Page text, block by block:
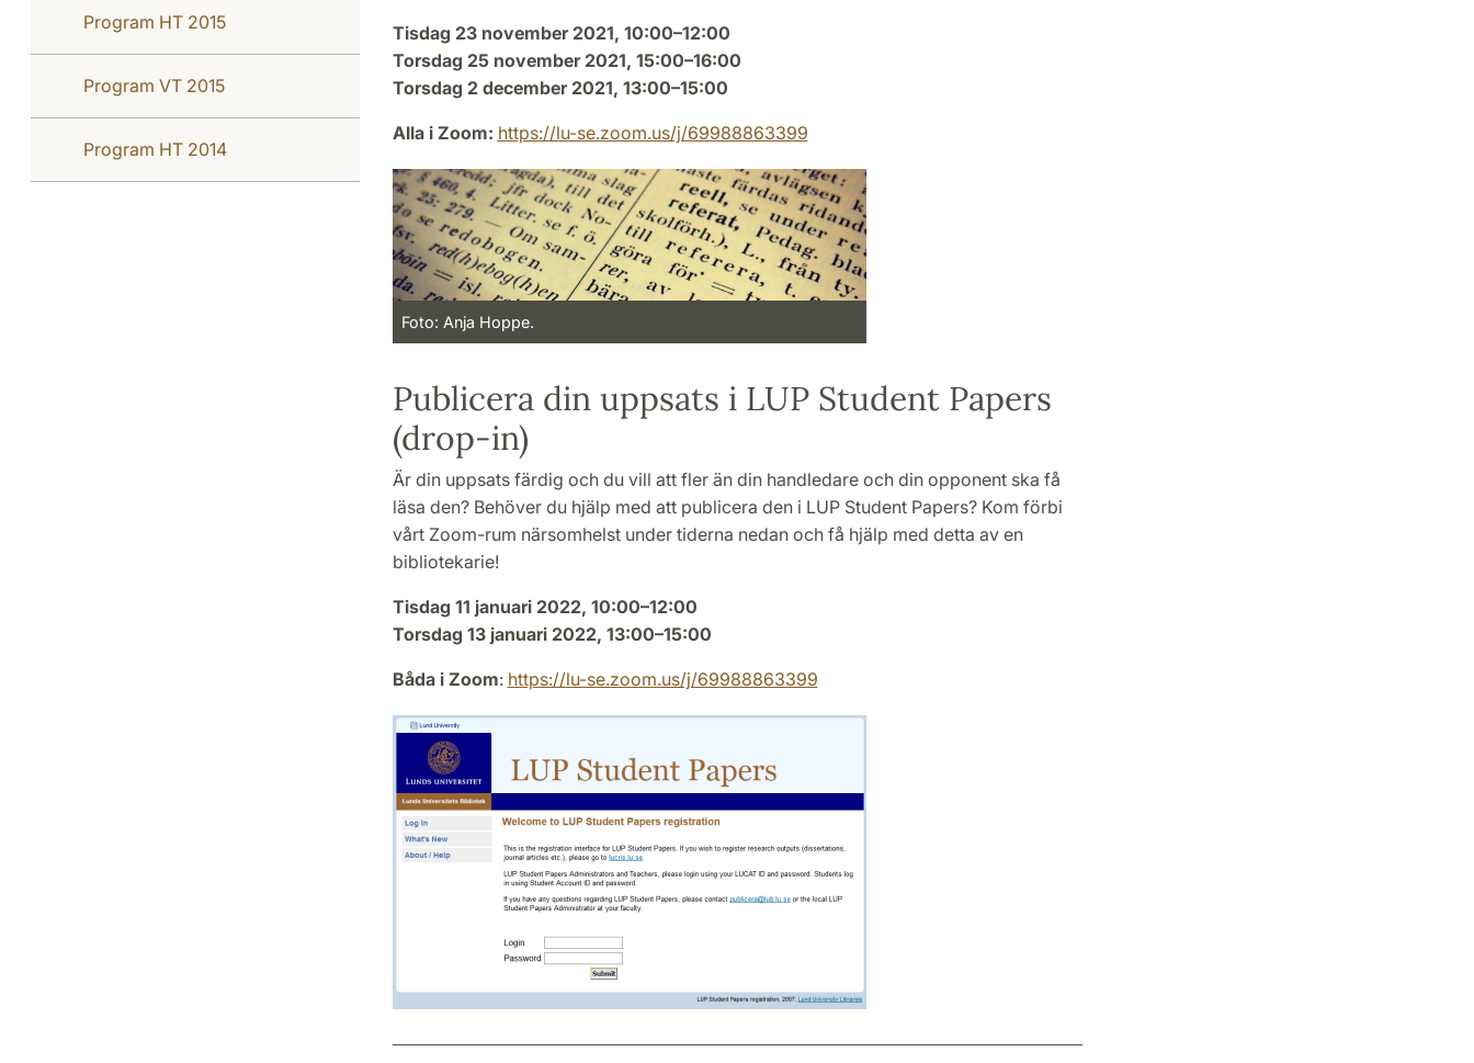
Program HT 2015
Program VT 2015
Program HT 2014
Tisdag 23 november 2021, 10:00–12:00
Torsdag 25 november 2021, 15:00–16:00
Torsdag 2 december 2021, 13:00–15:00
Alla i Zoom: https://lu-se.zoom.us/j/69988863399
Foto: Anja Hoppe.
Publicera din uppsats i LUP Student Papers
(drop-in)
Är din uppsats färdig och du vill att fler än din handledare och din opponent ska få
läsa den? Behöver du hjälp med att publicera den i LUP Student Papers? Kom förbi
vårt Zoom-rum närsomhelst under tiderna nedan och få hjälp med detta av en
bibliotekarie!
Tisdag 11 januari 2022, 10:00–12:00
Torsdag 13 januari 2022, 13:00–15:00
Båda i Zoom: https://lu-se.zoom.us/j/69988863399